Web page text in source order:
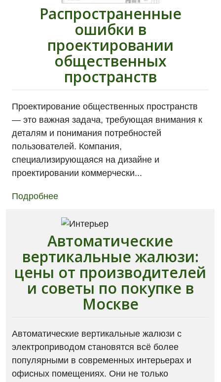
Распространенные
ошибки в
проектировании
общественных
пространств
Проектирование общественных пространств
— это важная задача, требующая внимания к
деталям и понимания потребностей
пользователей. Компания,
специализирующаяся на дизайне и
проектировании коммерчески...
Подробнее
Автоматические
вертикальные жалюзи:
цены от производителей
и советы по покупке в
Москве
Автоматические вертикальные жалюзи с
электроприводом становятся всё более
популярными в современных интерьерах и
офисных помещениях. Они не только